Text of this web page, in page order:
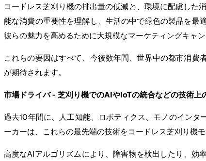
コードレス芝刈り機の排出量の低減と、環境に配慮した
能な消費の重要性を理解し、生活の中で緑色の製品を最
彼らの魅力を高めるために大規模なマーケティングキャン
これらの要因はすべて、今後数年間、世界中の都市消
が期待されます。
市場ドライバ - 芝刈り機でのAIやIoTの統合などの技術上
過去10年間に、人工知能、ロボティクス、モノのインタ
ーカーは、これらの最先端の技術をコードレス芝刈り機
高度なAIアルゴリズムにより、障害物を検出したり、効